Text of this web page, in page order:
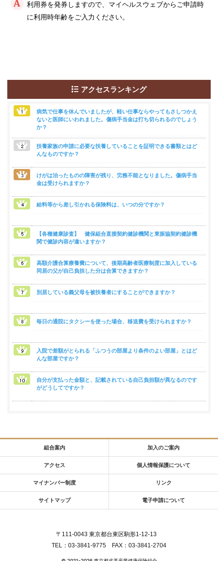
申
あ
問
合
案
利用券を発券しますので、マイヘルスウェブからご申請時
に利用時年齢をご入力ください。
アクセスランキング
病気で仕事を休んでいましたが、軽い仕事ならやってもさしつかえ
ないと医師にいわれました。傷病手当金は打ち切られるのでしょう
か？
扶養家族の申請に必要な扶養していることを証明できる書類とはど
んなものですか？
けがは治ったものの障害が残り、労務不能となりました。傷病手当
金は受けられますか？
給料等から差し引かれる保険料は、いつの分ですか？
【各種健康診査】 健保組合直接契約健診機関と東振協契約健診機
関で健診内容が違いますか？
高額介護合算療養費について、後期高齢者医療制度に加入している
同居の父が自己負担した分は合算できますか？
別居している義父母を被扶養者にすることができますか？
毎日の通院にタクシーを使った場合、移送費を受けられますか？
入院で差額がとられる「ふつうの部屋より条件のよい部屋」とはど
んな部屋ですか？
自分が支払った金額と、記載されている自己負担額が異なるのです
がどうしてですか？
組合案内 加入のご案内
アクセス 個人情報保護について
マイナンバー制度 リンク
サイトマップ 電子申請について
〒111-0043 東京都台東区駒形1‐12‐13
TEL：03-3841-9775 FAX：03-3841-2704